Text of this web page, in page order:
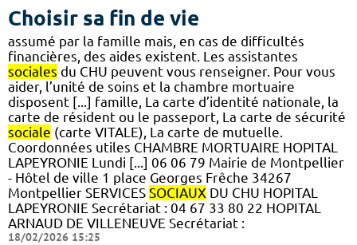
Choisir sa fin de vie
assumé par la famille mais, en cas de difficultés
financières, des aides existent. Les assistantes
sociales du CHU peuvent vous renseigner. Pour vous
aider, l’unité de soins et la chambre mortuaire
disposent [...] famille, La carte d’identité nationale, la
carte de résident ou le passeport, La carte de sécurité
sociale (carte VITALE), La carte de mutuelle.
Coordonnées utiles CHAMBRE MORTUAIRE HOPITAL
LAPEYRONIE Lundi [...] 06 06 79 Mairie de Montpellier
- Hôtel de ville 1 place Georges Frêche 34267
Montpellier SERVICES SOCIAUX DU CHU HOPITAL
LAPEYRONIE Secrétariat : 04 67 33 80 22 HOPITAL
ARNAUD DE VILLENEUVE Secrétariat :
18/02/2026 15:25